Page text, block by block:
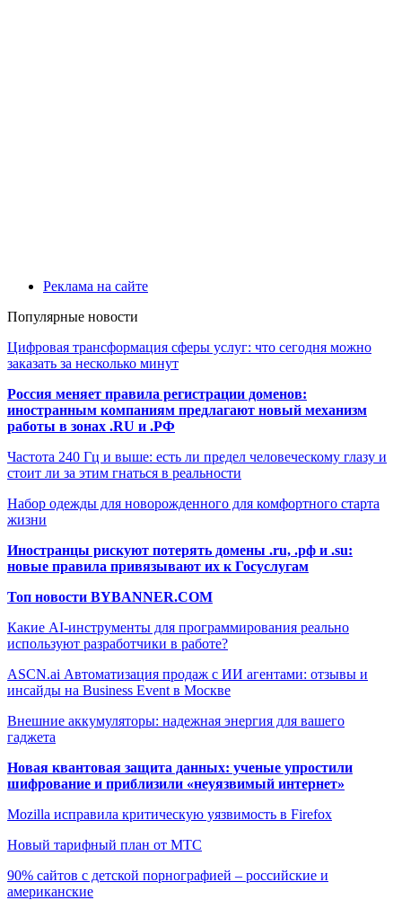
Реклама на сайте
Популярные новости
Цифровая трансформация сферы услуг: что сегодня можно
заказать за несколько минут
Россия меняет правила регистрации доменов:
иностранным компаниям предлагают новый механизм
работы в зонах .RU и .РФ
Частота 240 Гц и выше: есть ли предел человеческому глазу и
стоит ли за этим гнаться в реальности
Набор одежды для новорожденного для комфортного старта
жизни
Иностранцы рискуют потерять домены .ru, .рф и .su:
новые правила привязывают их к Госуслугам
Топ новости BYBANNER.COM
Какие AI-инструменты для программирования реально
используют разработчики в работе?
ASCN.ai Автоматизация продаж с ИИ агентами: отзывы и
инсайды на Business Event в Москве
Внешние аккумуляторы: надежная энергия для вашего
гаджета
Новая квантовая защита данных: ученые упростили
шифрование и приблизили «неуязвимый интернет»
Mozilla исправила критическую уязвимость в Firefox
Новый тарифный план от МТС
90% сайтов с детской порнографией – российские и
американские